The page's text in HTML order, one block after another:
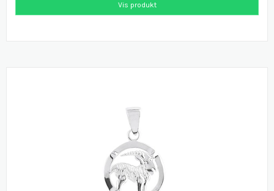
Vis produkt